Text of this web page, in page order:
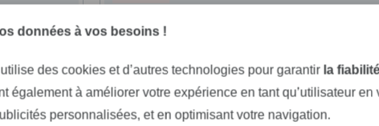
données à vos besoins !
utilise des cookies et d’autres technologies pour garantir la
également à améliorer votre expérience en tant qu’utilisateur
personnalisées, et en optimisant votre navigation.